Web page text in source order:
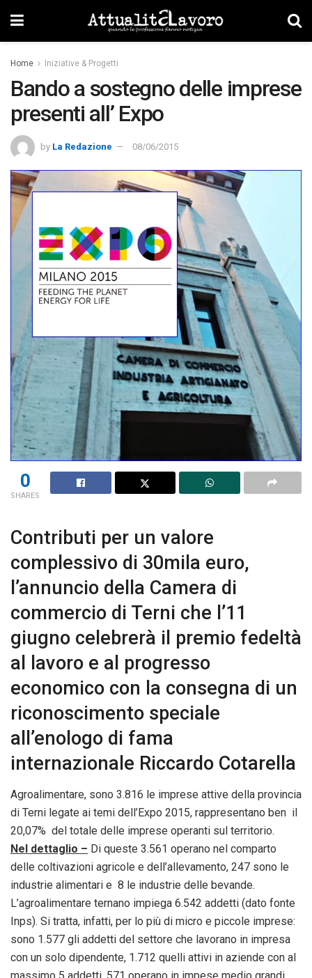
Home Iniziative & Progetti
Bando a sostegno delle imprese
presenti all’ Expo
by La Redazione 08/06/2015
0
SHARES
Contributi per un valore
complessivo di 30mila euro,
l’annuncio della Camera di
commercio di Terni che l’11
giugno celebrerà il premio fedeltà
al lavoro e al progresso
economico con la consegna di un
riconoscimento speciale
all’enologo di fama
internazionale Riccardo Cotarella
Agroalimentare, sono 3.816 le imprese attive della provincia
di Terni legate ai temi dell’Expo 2015, rappresentano ben il
20,07% del totale delle imprese operanti sul territorio.
Nel dettaglio – Di queste 3.561 operano nel comparto
delle coltivazioni agricole e dell’allevamento, 247 sono le
industrie alimentari e 8 le industrie delle bevande.
L’agroalimentare ternano impiega 6.542 addetti (dato fonte
Inps). Si tratta, infatti, per lo più di micro e piccole imprese:
sono 1.577 gli addetti del settore che lavorano in impresa
con un solo dipendente, 1.712 quelli attivi in aziende con al